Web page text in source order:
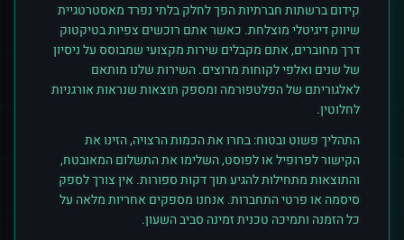
קידום ברשתות חברתיות הפך לחלק בלתי נפרד מאסטרטגיית
שיווק דיגיטלי מוצלחת. כאשר אתם רוכשים צפיותבטיקטוק
דרך מחוברים, אתם מקבלים שירות מקצועי שמבוסס על ניסיון
של שנים ואלפי לקוחות מרוצים. השירות שלנו מותאם
לאלגוריתם של הפלטפורמה ומספק תוצאות שנראות אורגניות
לחלוטין.
התהליך פשוט ובטוח: בחרו את הכמות הרצויה, הזינו את
הקישור לפרופיל או לפוסט, השלימו את התשלום המאובטח,
והתוצאות מתחילות להגיע תוך דקות ספורות. אין צורך לספק
סיסמה או פרטי התחברות. אנחנו מספקים אחריות מלאה על
כל הזמנה ותמיכה טכנית זמינה סביב השעון.